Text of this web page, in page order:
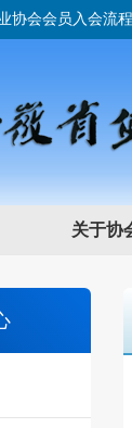
协会会员入会流程
关于协